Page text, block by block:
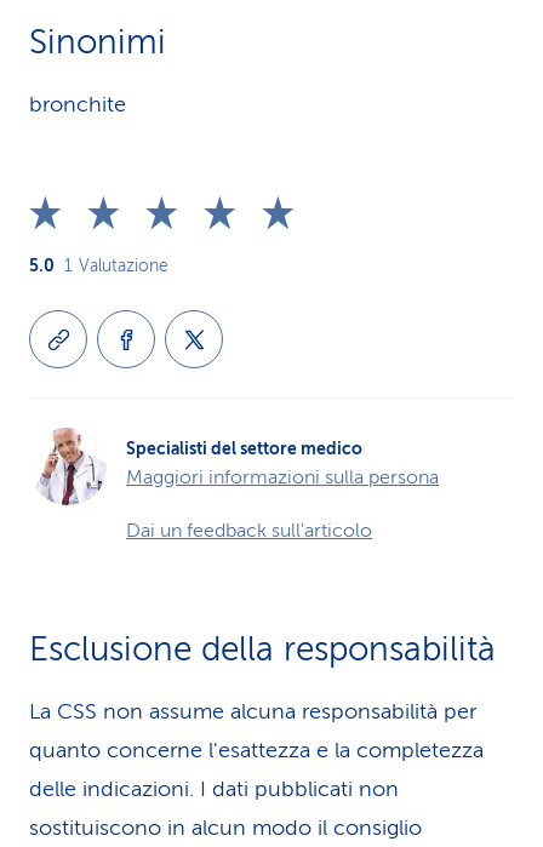
Sinonimi
bronchite
5.0 1 Valutazione
Specialisti del settore medico
Maggiori informazioni sulla persona
Dai un feedback sull'articolo
Esclusione della responsabilità
La CSS non assume alcuna re­spons­abilità per
quanto concerne l'esattezza e la completezza
delle indicazioni. I dati pubblicati non
sostituiscono in alcun modo il consiglio